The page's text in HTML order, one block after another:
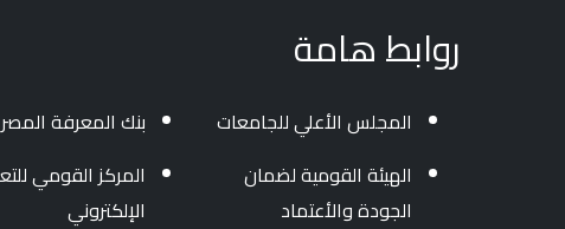
روابط هامة
المجلس الأعلي للجامعات
الهيئة القومية لضمان
الجودة والأعتماد
بنك المعرفة
المركز القومي
الإلكتروني